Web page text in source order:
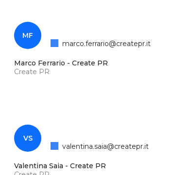
MF
Marco Ferrario - Create PR
Create PR
marco.ferrario@createpr.it
VS
Valentina Saia - Create PR
valentina.saia@createpr.it